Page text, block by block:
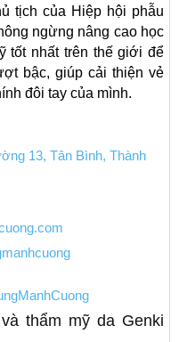
tịch của Hiệp hội phẫu
ngừng nâng cao học
tốt nhất trên thế giới để
bậc, giúp cải thiện vẻ
đôi tay của mình.
13, Tân Bình, Thành
thẩm mỹ da Genki